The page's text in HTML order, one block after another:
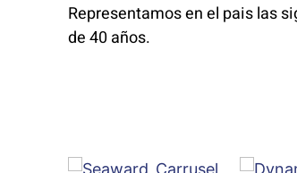
Representamos en el pais las
de 40 años.